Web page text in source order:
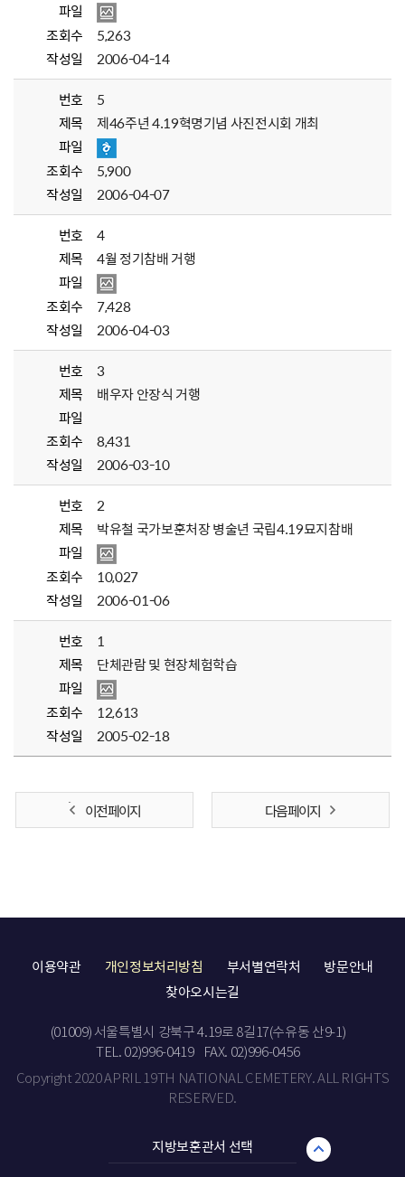
파일
조회수
5,263
작성일
2006-04-14
번호
5
제목
제46주년 4.19혁명기념 사진전시회 개최
파일
조회수
5,900
작성일
2006-04-07
번호
4
제목
4월 정기참배 거행
파일
조회수
7,428
작성일
2006-04-03
번호
3
제목
배우자 안장식 거행
파일
조회수
8,431
작성일
2006-03-10
번호
2
제목
박유철 국가보훈처장 병술년 국립4.19묘지참배
파일
조회수
10,027
작성일
2006-01-06
번호
1
제목
단체관람 및 현장체험학습
파일
조회수
12,613
작성일
2005-02-18
이전 페이지 다음 페이지
이용약관 개인정보처리방침 부서별연락처
방문안내
찾아오시는길
(01009) 서울특별시 강북구 4.19로 8길17(수유동 산9-1)
TEL. 02)996-0419
FAX. 02)996-0456
Copyright 2020 APRIL 19TH NATIONAL CEMETERY. ALL RIGHTS
RESERVED.
지방보훈관서 선택